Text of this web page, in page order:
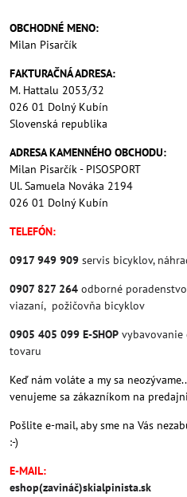
OBCHODNÉ MENO:
Milan Pisarčík
FAKTURAČNÁ ADRESA:
M. Hattalu 2053/32
026 01 Dolný Kubín
Slovenská republika
ADRESA KAMENNÉHO OBCHODU:
Milan Pisarčík - PISOSPORT
Ul. Samuela Nováka 2194
026 01 Dolný Kubín
TELEFÓN:
0917 949 909 servis bicyklov,
0907 827 264 odborné
viazaní, požičovňa bicyklov
0905 405 099 E-SHOP vybavovanie
tovaru
Keď nám voláte a my sa
venujeme sa zákazníkom na
Pošlite e-mail, aby sme na Vás
:-)
E-MAIL:
eshop(zavináč)skialpinista.sk